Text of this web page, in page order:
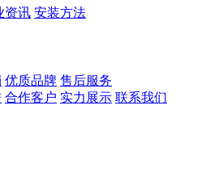
资讯 安装方法
优质品牌 售后服务
合作客户 实力展示 联系我们